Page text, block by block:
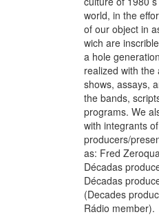
world, in the
of our object in
wich are
a hole
realized with
shows, assays,
the bands,
programs. We
with integrants
producers/
as: Fred
Décadas
Décadas
(Decades
Rádio member).